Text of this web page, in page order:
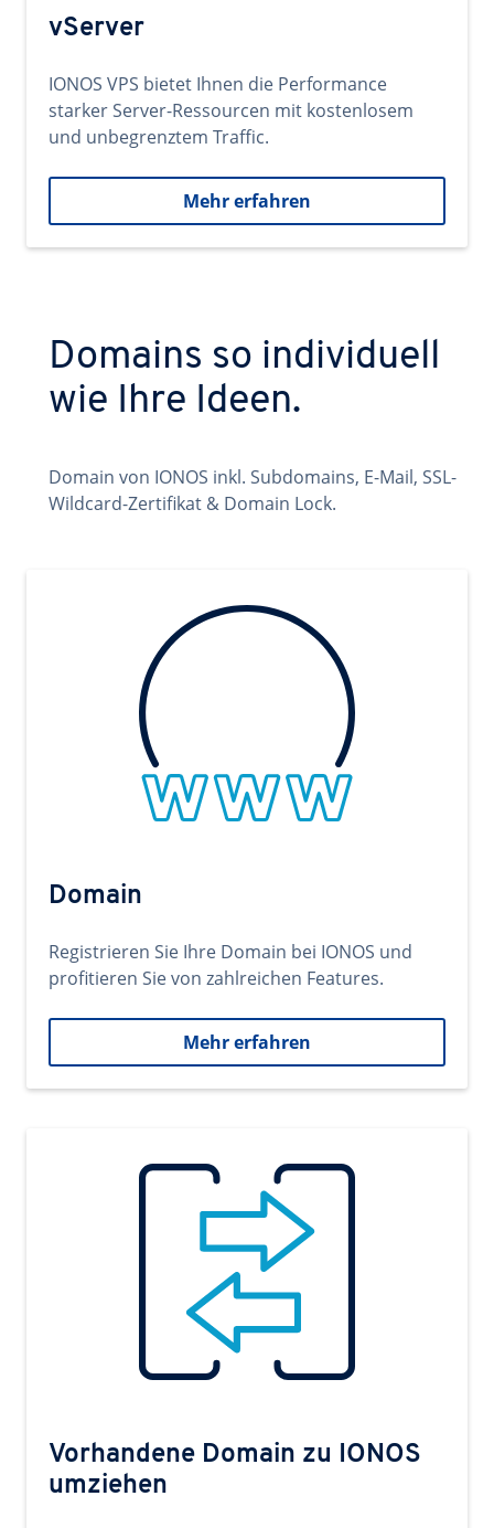
vServer
IONOS VPS bietet Ihnen die Performance
starker Server-Ressourcen mit kostenlosem
und unbegrenztem Traffic.
Mehr erfahren
Domains so individuell
wie Ihre Ideen.
Domain von IONOS inkl. Subdomains, E-Mail, SSL-
Wildcard-Zertifikat & Domain Lock.
Domain
Registrieren Sie Ihre Domain bei IONOS und
profitieren Sie von zahlreichen Features.
Mehr erfahren
Vorhandene Domain zu IONOS
umziehen